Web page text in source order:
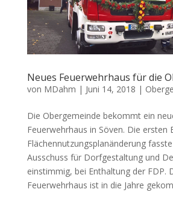
Neues Feuerwehrhaus für die
von MDahm | Juni 14, 2018 |
Die Obergemeinde bekommt ein
Feuerwehrhaus in Söven. Die ersten
Flächennutzungsplanänderung
Ausschuss für Dorfgestaltung und
einstimmig, bei Enthaltung der FDP.
Feuerwehrhaus ist in die Jahre